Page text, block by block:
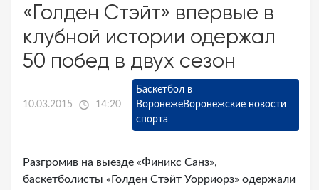
«Голден Стэйт» впервые в
клубной истории одержал
50 побед в двух сезон
10.03.2015 14:20
Баскетбол в
ВоронежеВоронежские новости
спорта
Разгромив на выезде «Финикс Санз»,
баскетболисты «Голден Стэйт Уорриорз» одержали